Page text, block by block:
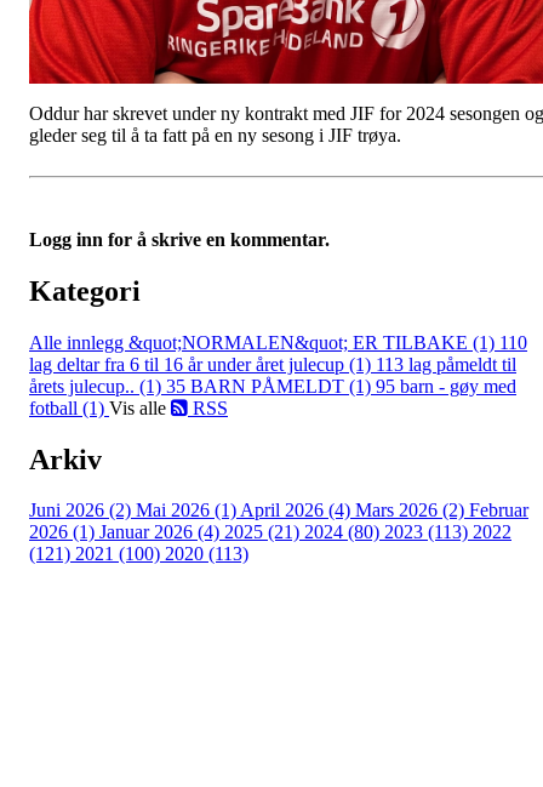
Oddur har skrevet under ny kontrakt med JIF for 2024 sesongen og
gleder seg til å ta fatt på en ny sesong i JIF trøya.
Logg inn for å skrive en kommentar.
Kategori
Alle innlegg &quot;NORMALEN&quot; ER TILBAKE (1) 110
lag deltar fra 6 til 16 år under året julecup (1) 113 lag påmeldt til
årets julecup.. (1) 35 BARN PÅMELDT (1) 95 barn - gøy med
fotball (1) Vis alle RSS
Arkiv
Juni 2026 (2) Mai 2026 (1)April 2026 (4) Mars 2026 (2) Februar
2026 (1) Januar 2026 (4) 2025 (21) 2024 (80) 2023 (113) 2022
(121) 2021 (100) 2020 (113)